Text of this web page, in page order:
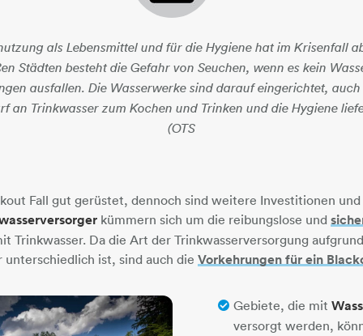
als Lebensmittel und für die Hygiene hat im Krisenfall
Städten besteht die Gefahr von Seuchen, wenn es kein
ausfallen. Die Wasserwerke sind darauf eingerichtet,
an Trinkwasser zum Kochen und Trinken und die Hygiene
(OTS
Fall gut gerüstet, dennoch sind weitere Investitionen
kümmern sich um die reibungslose und
Trinkwasser. Da die Art der Trinkwasserversorgung
unterschiedlich ist, sind auch dieVorkehrungen für ein
Gebiete, die mit
versorgt werden,